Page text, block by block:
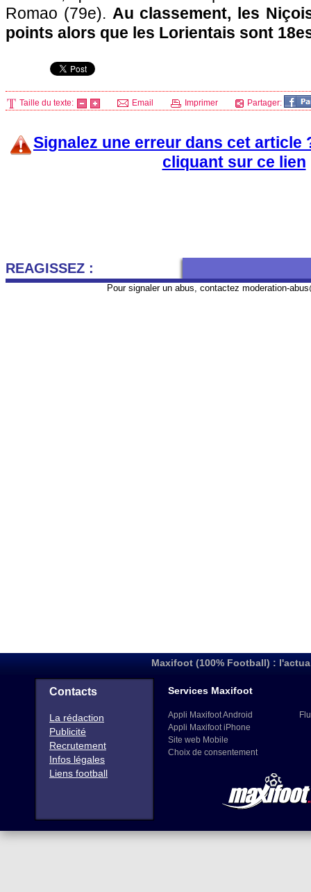
Romao (79e). Au classement, les
points alors que les Lorientais sont
Taille du texte: Email Imprimer Partager:
Signalez une erreur dans cet article
cliquant sur ce lien
REAGISSEZ :
Pour signaler un abus, contactez moderation-
Maxifoot (100% Football) :
Contacts
La rédaction
Publicité
Recrutement
Infos légales
Liens football
Services Maxifoot
Appli Maxifoot Android
Appli Maxifoot iPhone
Site web Mobile
Choix de consentement